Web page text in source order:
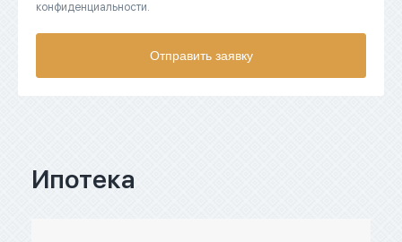
конфиденциальности.
Отправить заявку
Ипотека